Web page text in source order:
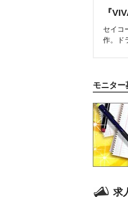
『
セイコ
作。ド
モニター
求